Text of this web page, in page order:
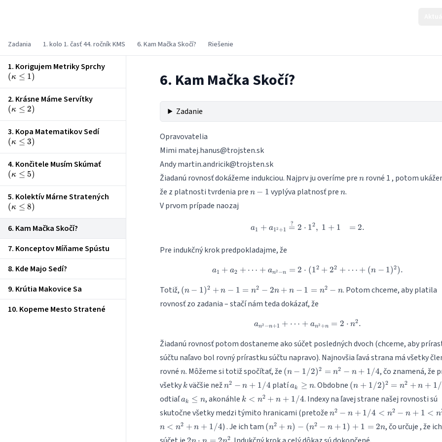
Zadania 1. kolo 1. časť 44. ročník KMS 6. Kam Mačka Skočí? Riešenie
1. Korigujem Metriky Sprchy
(κ ≤ 1)
2. Krásne Máme Servítky
(κ ≤ 2)
3. Kopa Matematikov Sedí\left(\kappa
(κ ≤ 3)
4. Končitele Musím Skúmať
(κ ≤ 5)
5. Kolektív Márne Stratených
(κ ≤ 8)
6. Kam Mačka Skočí?
7. Konceptov Míňame Spústu
8. Kde Majo Sedí?
9. Krútia Makovice Sa
10. Kopeme Mesto Stratené
6. Kam Mačka Skočí?
Zadanie
Opravovatelia
Mimi matej.hanus@trojsten.sk
Andymartin.andricik@trojsten.sk
Žiadanú rovnosť dokážeme indukciou. Najprv ju overíme pre n
nrovné 1 , potom
že z platnosti tvrdenia pre n-
n − 1 vyplýva platnosť pre n
n.
V prvom prípade naozaj
\begin{align}
a1 + a12 +1 =
? 2 ⋅ 12, 1 + 1 = 2.
Pre indukčný krok predpokladajme, že
a_1+a_2+\dots+a_{n^2-
a1 + a2 + ⋯ + an2 −n = 2 ⋅ (12 + 22 + ⋯ + (n − 1)2).
Totiž, (n-
1)^2+n-
1=n^2-
(n − 1)2 + n − 1 = n2 − 2n + n − 1 = n2 − n. Potom chceme, aby platila
rovnosť zo zadania – stačí nám teda dokázať, že
a_{n^2-
an2 −n+1 + ⋯ + an2 +n = 2 ⋅ n2.
Žiadanú rovnosť potom dostaneme ako súčet posledných dvoch (chceme, aby
súčtu naľavo bol rovný prírastku súčtu napravo). Najnovšia ľavá strana má všetky
rovné n
n. Môžeme si totiž spočítať, že (n-
1/2)^2=n^2-
n+1/4
(n − 1/2)2 = n2 − n + 1/4, čo znamená, že
všetky k
k väčšie nežn^2-
n+1/4
n2 − n + 1/4 platía_k\geq
n
ak ≥ n. Obdobne (n+1/2)^2=n^2+n+1/4
(n + 1/2)2 = n2 + n +
odtiaľa_k\leq
n
ak ≤ n, akonáhle k<n^2+n+1/4
k < n2 + n + 1/4. Indexy na ľavej strane našej rovnosti sú
skutočne všetky medzi týmito hranicami (pretože n^2-n+1/4<n^2-
n+1<n^2+n<n^2+n+1/4
n2 − n + 1/4 < n2 − n + 1 < n
n < n2 + n + 1/4) . Je ich tam (n^2+n)-
(n^2-
(n2 + n) − (n2 − n + 1) + 1 = 2n, čo určuje , že ich
2n\cdot
2